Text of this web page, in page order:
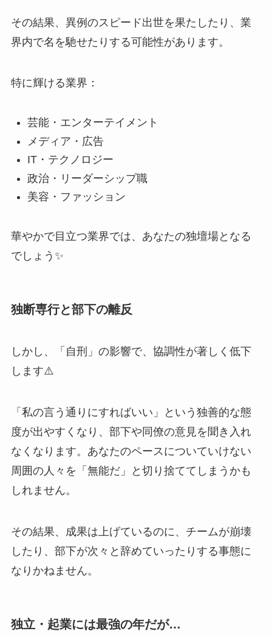
その結果、異例のスピード出世を果たしたり、業
界内で名を馳せたりする可能性があります。
特に輝ける業界：
芸能・エンターテイメント
メディア・広告
IT・テクノロジー
政治・リーダーシップ職
美容・ファッション
華やかで目立つ業界では、あなたの独壇場となる
でしょう✨
独断専行と部下の離反
しかし、「自刑」の影響で、協調性が著しく低下
します⚠️
「私の言う通りにすればいい」という独善的な態
度が出やすくなり、部下や同僚の意見を聞き入れ
なくなります。あなたのペースについていけない
周囲の人々を「無能だ」と切り捨ててしまうかも
しれません。
その結果、成果は上げているのに、チームが崩壊
したり、部下が次々と辞めていったりする事態に
なりかねません。
独立・起業には最強の年だが…